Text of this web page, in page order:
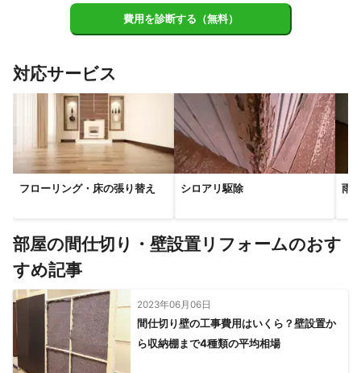
費用を診断する（無料）
対応サービス
フローリング・床の張り替え シロアリ駆除 雨
部屋の間仕切り・壁設置リフォームのおす
すめ記事
2023年06月06日
間仕切り壁の工事費用はいくら？壁設置か
ら収納棚まで4種類の平均相場